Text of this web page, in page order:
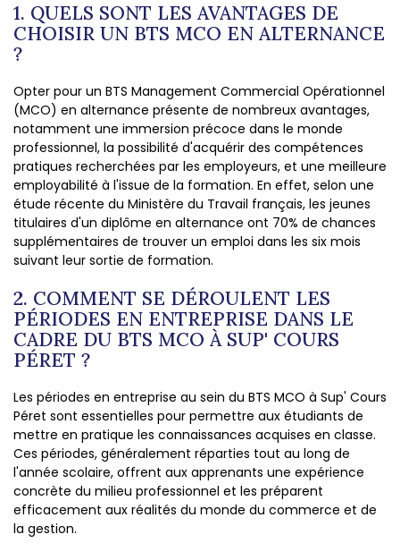
1. QUELS SONT LES AVANTAGES DE
CHOISIR UN BTS MCO EN ALTERNANCE
?
Opter pour un BTS Management Commercial Opérationnel
(MCO) en alternance présente de nombreux avantages,
notamment une immersion précoce dans le monde
professionnel, la possibilité d'acquérir des compétences
pratiques recherchées par les employeurs, et une meilleure
employabilité à l'issue de la formation. En effet, selon une
étude récente du Ministère du Travail français, les jeunes
titulaires d'un diplôme en alternance ont 70% de chances
supplémentaires de trouver un emploi dans les six mois
suivant leur sortie de formation.
2. COMMENT SE DÉROULENT LES
PÉRIODES EN ENTREPRISE DANS LE
CADRE DU BTS MCO À SUP' COURS
PÉRET ?
Les périodes en entreprise au sein du BTS MCO à Sup' Cours
Péret sont essentielles pour permettre aux étudiants de
mettre en pratique les connaissances acquises en classe.
Ces périodes, généralement réparties tout au long de
l'année scolaire, offrent aux apprenants une expérience
concrète du milieu professionnel et les préparent
efficacement aux réalités du monde du commerce et de
la gestion.